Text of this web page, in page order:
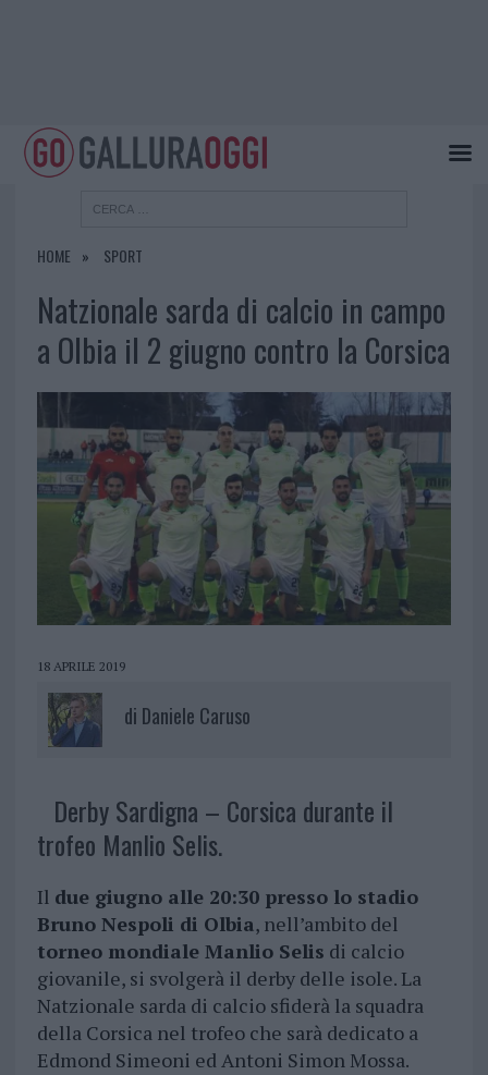
HOME SPORT
Natzionale sarda di calcio in campo
a Olbia il 2 giugno contro la Corsica
18 APRILE 2019
di Daniele Caruso
Derby Sardigna – Corsica durante il
trofeo Manlio Selis.
Il due giugno alle 20:30 presso lo stadio
Bruno Nespoli di Olbia, nell’ambito del
torneo mondiale Manlio Selis di calcio
giovanile, si svolgerà il derby delle isole. La
Natzionale sarda di calcio sfiderà la squadra
della Corsica nel trofeo che sarà dedicato a
Edmond Simeoni ed Antoni Simon Mossa.